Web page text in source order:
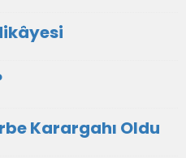
Karargahı Oldu